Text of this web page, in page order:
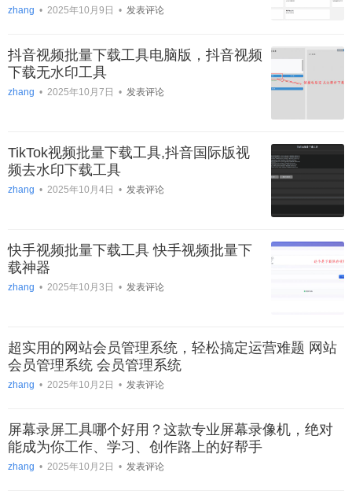
zhang • 2025年10月9日 • 发表评论
抖音视频批量下载工具电脑版，抖音视频
下载无水印工具
zhang • 2025年10月7日 • 发表评论
TikTok视频批量下载工具,抖音国际版视
频去水印下载工具
zhang • 2025年10月4日 • 发表评论
快手视频批量下载工具 快手视频批量下
载神器
zhang • 2025年10月3日 • 发表评论
超实用的网站会员管理系统，轻松搞定运营难题 网站
会员管理系统 会员管理系统
zhang • 2025年10月2日 • 发表评论
屏幕录屏工具哪个好用？这款专业屏幕录像机，绝对
能成为你工作、学习、创作路上的好帮手
zhang • 2025年10月2日 • 发表评论